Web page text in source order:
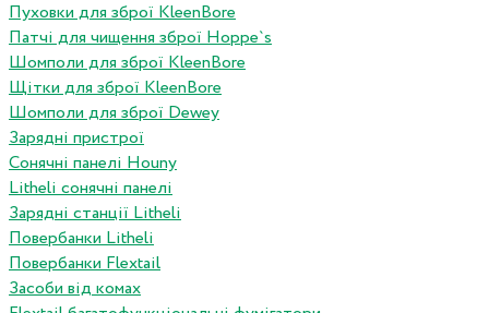
Пуховки для зброї KleenBore
Патчі для чищення зброї Hoppe`s
Шомполи для зброї KleenBore
Щітки для зброї KleenBore
Шомполи для зброї Dewey
Зарядні пристрої
Сонячні панелі Houny
Litheli сонячні панелі
Зарядні станції Litheli
Повербанки Litheli
Повербанки Flextail
Засоби від комах